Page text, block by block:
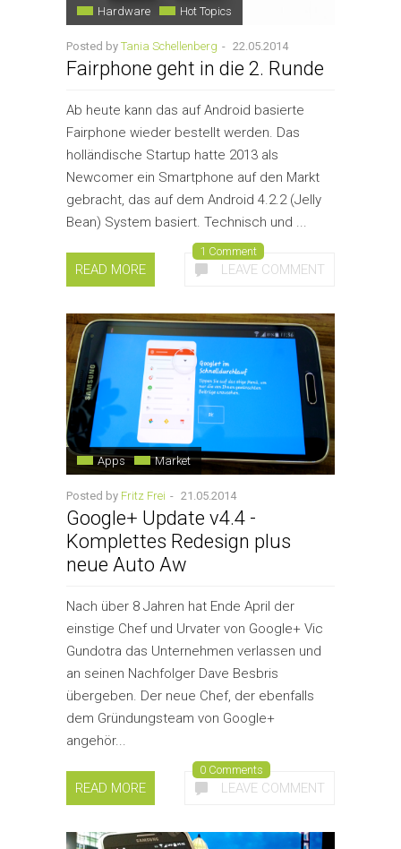
Hardware Hot Topics
Posted by Tania Schellenberg - 22.05.2014
Fairphone geht in die 2. Runde
Ab heute kann das auf Android basierte
Fairphone wieder bestellt werden. Das
holländische Startup hatte 2013 als
Newcomer ein Smartphone auf den Markt
gebracht, das auf dem Android 4.2.2 (Jelly
Bean) System basiert. Technisch und ...
READ MORE
1 Comment
LEAVE COMMENT
Apps Market
Posted by Fritz Frei - 21.05.2014
Google+ Update v4.4 -
Komplettes Redesign plus
neue Auto Aw
Nach über 8 Jahren hat Ende April der
einstige Chef und Urvater von Google+ Vic
Gundotra das Unternehmen verlassen und
an seinen Nachfolger Dave Besbris
übergeben. Der neue Chef, der ebenfalls
dem Gründungsteam von Google+
angehör...
READ MORE
0 Comments
LEAVE COMMENT